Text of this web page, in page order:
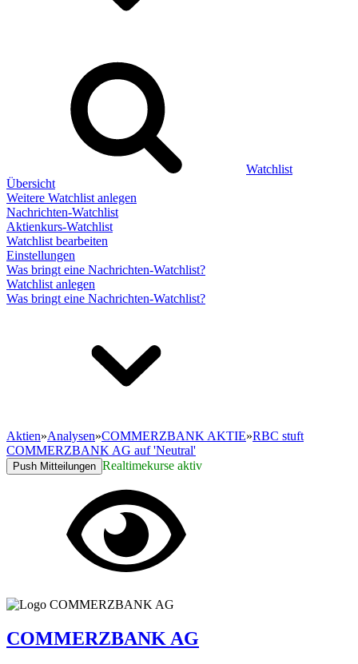
Watchlist
Übersicht
Weitere Watchlist anlegen
Nachrichten-Watchlist
Aktienkurs-Watchlist
Watchlist bearbeiten
Einstellungen
Was bringt eine Nachrichten-Watchlist?
Watchlist anlegen
Was bringt eine Nachrichten-Watchlist?
Aktien»Analysen»COMMERZBANK AKTIE»RBC stuft
COMMERZBANK AG auf 'Neutral'
Push Mitteilungen Realtimekurse aktiv
COMMERZBANK AG